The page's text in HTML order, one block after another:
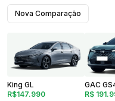
Nova Comparação
King GL
R$147.990
R$